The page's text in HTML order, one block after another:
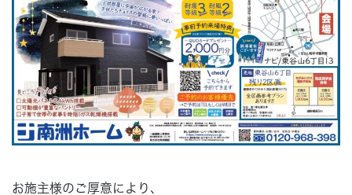
Concept コンセプト
Techno EX テクノストラクチャーEX
お施主様のご厚意により、